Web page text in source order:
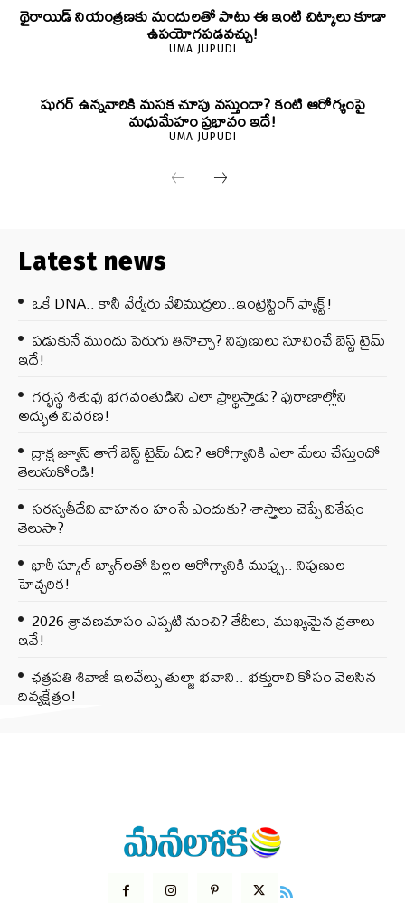
థైరాయిడ్ నియంత్రణకు మందులతో పాటు ఈ ఇంటి చిట్కాలు కూడా
ఉపయోగపడవచ్చు!
UMA JUPUDI
షుగర్ ఉన్నవారికి మసక చూపు వస్తుందా? కంటి ఆరోగ్యంపై
మధుమేహం ప్రభావం ఇదే!
UMA JUPUDI
Latest news
ఒకే DNA.. కానీ వేర్వేరు వేలిముద్రలు..ఇంట్రెస్టింగ్ ఫ్యాక్ట్!
పడుకునే ముందు పెరుగు తినొచ్చా? నిపుణులు సూచించే బెస్ట్ టైమ్
ఇదే!
గర్భస్థ శిశువు భగవంతుడిని ఎలా ప్రార్థిస్తాడు? పురాణాల్లోని
అద్భుత వివరణ!
ద్రాక్ష జ్యూస్ తాగే బెస్ట్ టైమ్ ఏది? ఆరోగ్యానికి ఎలా మేలు చేస్తుందో
తెలుసుకోండి!
సరస్వతీదేవి వాహనం హంసే ఎందుకు? శాస్త్రాలు చెప్పే విశేషం
తెలుసా?
భారీ స్కూల్ బ్యాగ్‌లతో పిల్లల ఆరోగ్యానికి ముప్పు.. నిపుణుల
హెచ్చరిక!
2026 శ్రావణమాసం ఎప్పటి నుంచి? తేదీలు, ముఖ్యమైన వ్రతాలు
ఇవే!
ఛత్రపతి శివాజీ ఇలవేల్పు తుల్జా భవాని.. భక్తురాలి కోసం వెలసిన
దివ్యక్షేత్రం!